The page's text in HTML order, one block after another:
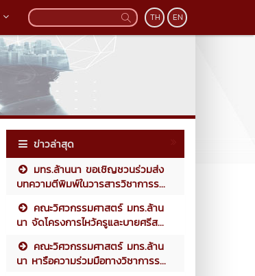
TH EN
ข่าวล่าสุด
มทร.ล้านนา ขอเชิญชวนร่วมส่ง
บทความตีพิมพ์ในวารสารวิชาการร...
คณะวิศวกรรมศาสตร์ มทร.ล้าน
นา จัดโครงการไหว้ครูและบายศรีส...
คณะวิศวกรรมศาสตร์ มทร.ล้าน
นา หารือความร่วมมือทางวิชาการร...